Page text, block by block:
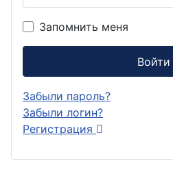
Запомнить меня
Войти
Забыли пароль?
Забыли логин?
Регистрация